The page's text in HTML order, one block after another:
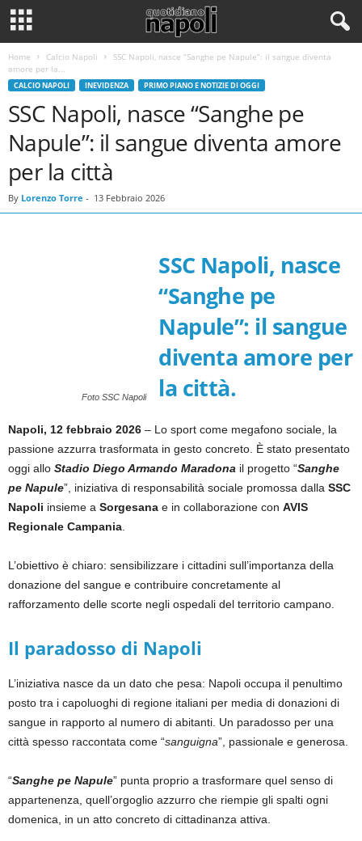
Home Calcio Napoli
SSC Napoli, nasce “Sanghe pe Napule”: il sangue diventa
amore per la...
CALCIO NAPOLI INEVIDENZA PRIMO PIANO E NOTIZIE DI OGGI
SSC Napoli, nasce “Sanghe pe
Napule”: il sangue diventa amore
per la città
By Lorenzo Torre - 13 Febbraio 2026
Foto SSC Napoli
SSC Napoli, nasce
“Sanghe pe
Napule”: il sangue
diventa amore per
la città.
Napoli, 12 febbraio 2026 – Lo sport come megafono sociale, la
passione azzurra trasformata in gesto concreto. È stato presentato
oggi allo Stadio Diego Armando Maradona il progetto “Sanghe
pe Napule”, iniziativa di responsabilità sociale promossa dalla SSC
Napoli insieme a Sorgesana e in collaborazione con AVIS
Regionale Campania
L’obiettivo è chiaro: sensibilizzare i cittadini sull’importanza della
donazione del sangue e contribuire concretamente al
rafforzamento delle scorte negli ospedali del territorio campano.
Il paradosso di Napoli
L’iniziativa nasce da un dato che pesa: Napoli occupa il penultimo
posto tra i capoluoghi di regione italiani per media di donazioni di
sangue in rapporto al numero di abitanti. Un paradosso per una
città spesso raccontata come “sanguigna”, passionale e generosa.
“Sanghe pe Napule” punta proprio a trasformare quel senso di
appartenenza, quell’orgoglio azzurro che riempie gli spalti ogni
domenica, in un atto concreto di cittadinanza attiva.